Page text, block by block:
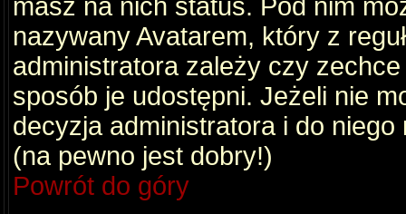
masz na nich status. Pod nim
nazywany Avatarem, który z
administratora zależy czy
sposób je udostępni. Jeżeli nie
decyzja administratora i do
(na pewno jest dobry!)
Powrót do góry